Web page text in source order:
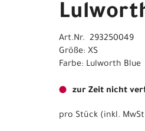
Art.Nr. 293250049
Größe: XS
Farbe: Lulworth Blue
zur Zeit nicht
pro Stück (inkl.